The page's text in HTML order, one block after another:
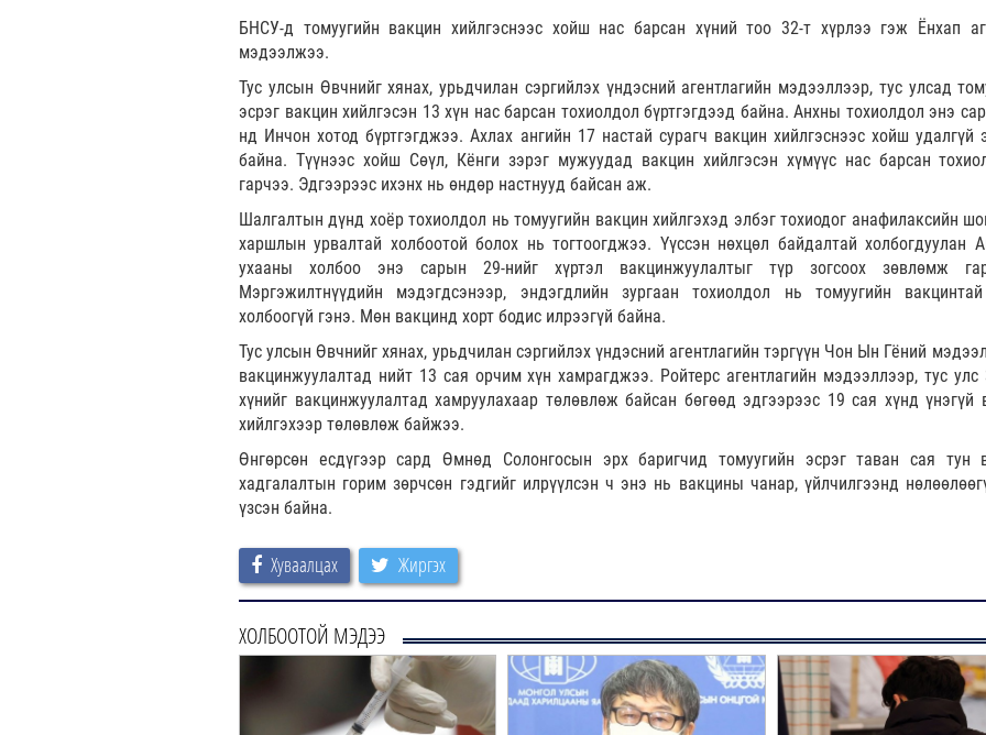
БНСУ-д томуугийн вакцин хийлгэснээс хойш нас барсан хүний тоо 32-т хүрлээ гэж Ёнхап
мэдээлжээ.
Тус улсын Өвчнийг хянах, урьдчилан сэргийлэх үндэсний агентлагийн мэдээллээр, тус улсад
эсрэг вакцин хийлгэсэн 13 хүн нас барсан тохиолдол бүртгэгдээд байна. Анхны тохиолдол энэ
нд Инчон хотод бүртгэгджээ. Ахлах ангийн 17 настай сурагч вакцин хийлгэснээс хойш удалгүй
байна. Түүнээс хойш Сөүл, Кёнги зэрэг мужуудад вакцин хийлгэсэн хүмүүс нас барсан
гарчээ. Эдгээрээс ихэнх нь өндөр настнууд байсан аж.
Шалгалтын дүнд хоёр тохиолдол нь томуугийн вакцин хийлгэхэд элбэг тохиодог анафилаксийн
харшлын урвалтай холбоотой болох нь тогтоогджээ. Үүссэн нөхцөл байдалтай холбогдуулан
ухааны холбоо энэ сарын 29-нийг хүртэл вакцинжуулалтыг түр зогсоох зөвлөмж
Мэргэжилтнүүдийн мэдэгдсэнээр, эндэгдлийн зургаан тохиолдол нь томуугийн
холбоогүй гэнэ. Мөн вакцинд хорт бодис илрээгүй байна.
Тус улсын Өвчнийг хянах, урьдчилан сэргийлэх үндэсний агентлагийн тэргүүн Чон Ын Гёний
вакцинжуулалтад нийт 13 сая орчим хүн хамрагджээ. Ройтерс агентлагийн мэдээллээр, тус улс
хүнийг вакцинжуулалтад хамруулахаар төлөвлөж байсан бөгөөд эдгээрээс 19 сая хүнд үнэгүй
хийлгэхээр төлөвлөж байжээ.
Өнгөрсөн есдүгээр сард Өмнөд Солонгосын эрх баригчид томуугийн эсрэг таван сая тун
хадгалалтын горим зөрчсөн гэдгийг илрүүлсэн ч энэ нь вакцины чанар, үйлчилгээнд
үзсэн байна.
Хуваалцах Жиргэх
ХОЛБООТОЙ МЭДЭЭ